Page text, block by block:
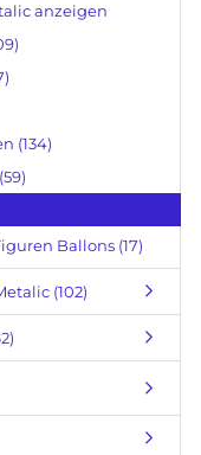
anzeigen
anzeigen
(134)
Ballons (17)
(102)